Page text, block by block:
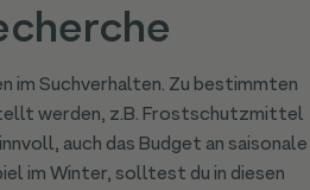
im Suchverhalten. Zu bestimmten
werden, z.B. Frostschutzmittel
auch das Budget an saisonale
im Winter, solltest du in diesen